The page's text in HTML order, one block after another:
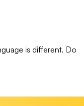
is different. Do